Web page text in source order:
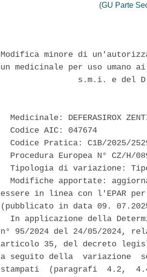
(GU Parte
Modifica minore di
un medicinale per uso umano
s.m.i. e del
Medicinale: DEFERASIROX
  Codice AIC: 047674
Codice Pratica: C1B/2025/
Procedura Europea N° CZ/H/
Tipologia di variazione:
Modifiche apportate:
essere in linea con l'EPAR
(pubblicato in data 09.
In applicazione della
n° 95/2024 del 24/05/2024,
articolo 35, del decreto
a seguito della  variazione
stampati  (paragrafi  4.2,